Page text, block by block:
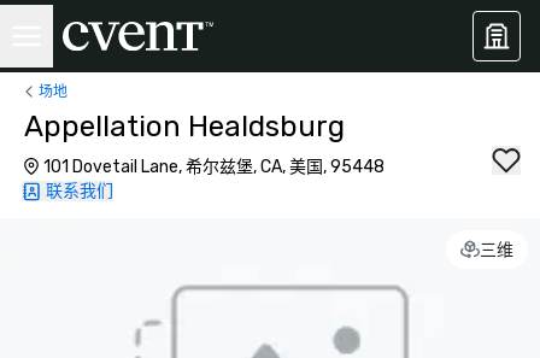
场地
Appellation Healdsburg
101 Dovetail Lane, 希尔兹堡, CA, 美国, 95448
联系我们
三维